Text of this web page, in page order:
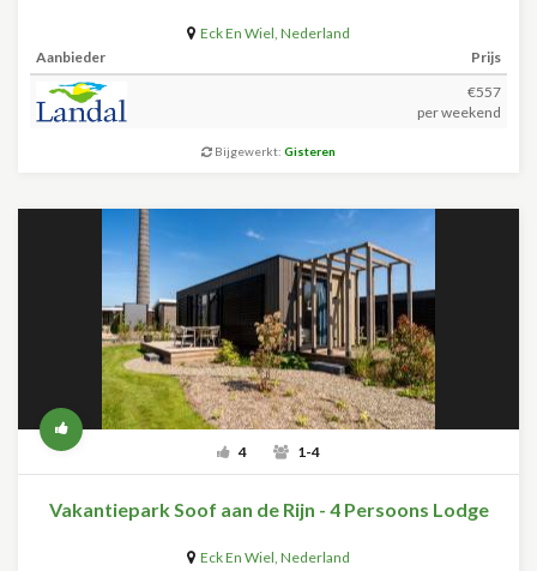
Eck En Wiel, Nederland
Aanbieder
Prijs
€557
per weekend
Bijgewerkt: Gisteren
4 1-4
Vakantiepark Soof aan de Rijn - 4 Persoons Lodge
Eck En Wiel, Nederland